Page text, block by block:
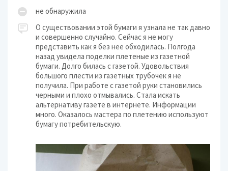
не обнаружила
О существовании этой бумаги я узнала не так давно
и совершенно случайно. Сейчас я не могу
представить как я без нее обходилась. Полгода
назад увидела поделки плетеные из газетной
бумаги. Долго билась с газетой. Удовольствия
большого плести из газетных трубочек я не
получила. При работе с газетой руки становились
черными и плохо отмывались. Стала искать
альтернативу газете в интернете. Информации
много. Оказалось мастера по плетению используют
бумагу потребительскую.